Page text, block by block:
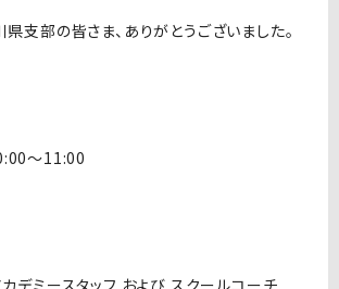
支部の皆さま、ありがとうございました。
～11:00
デミースタッフ および スクールコーチ